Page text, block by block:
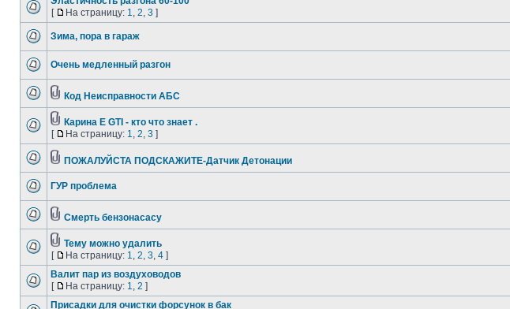
[
На страницу: 1, 2, 3 ]
Зима, пора в гараж
Очень медленный разгон
Код Неисправности АБС
Карина Е GTI - кто что знает .
[
На страницу: 1, 2, 3 ]
ПОЖАЛУЙСТА ПОДСКАЖИТЕ-Датчик Детонации
ГУР проблема
Смерть бензонасасу
Тему можно удалить
[
На страницу: 1, 2, 3, 4 ]
Валит пар из воздуховодов
[
На страницу: 1, 2 ]
Присадки для очистки форсунок в бак